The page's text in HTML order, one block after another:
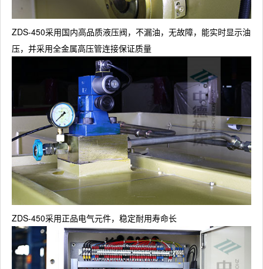
ZDS-450采用国内高品质液压阀，不漏油，无故障，能实时显示油
压，并采用全金属高压管连接保证质量
ZDS-450采用正品电气元件，稳定耐用寿命长